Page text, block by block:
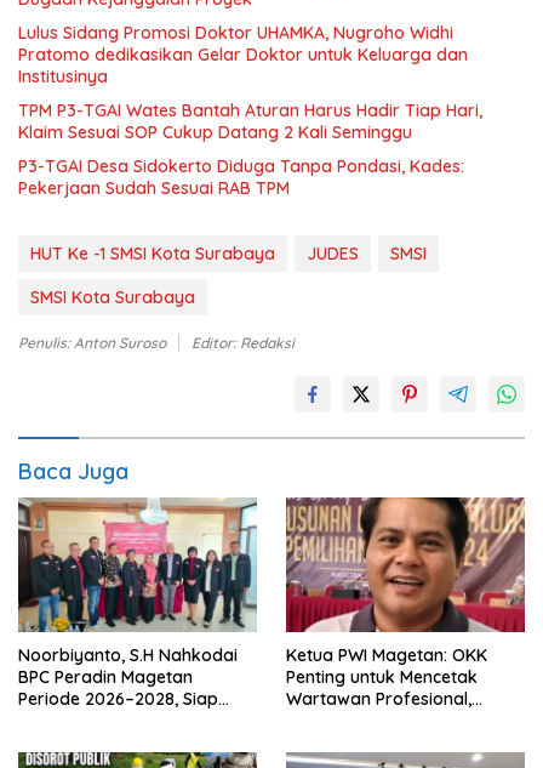
Lulus Sidang Promosi Doktor UHAMKA, Nugroho Widhi
Pratomo dedikasikan Gelar Doktor untuk Keluarga dan
Institusinya
TPM P3-TGAI Wates Bantah Aturan Harus Hadir Tiap Hari,
Klaim Sesuai SOP Cukup Datang 2 Kali Seminggu
P3-TGAI Desa Sidokerto Diduga Tanpa Pondasi, Kades:
Pekerjaan Sudah Sesuai RAB TPM
HUT Ke -1 SMSI Kota Surabaya JUDES
SMSI
SMSI Kota Surabaya
Penulis: Anton Suroso Editor: Redaksi
Baca Juga
Noorbiyanto, S.H Nahkodai
BPC Peradin Magetan
Periode 2026–2028, Siap
Ketua PWI Magetan: OKK
Penting untuk Mencetak
Wartawan Profesional,